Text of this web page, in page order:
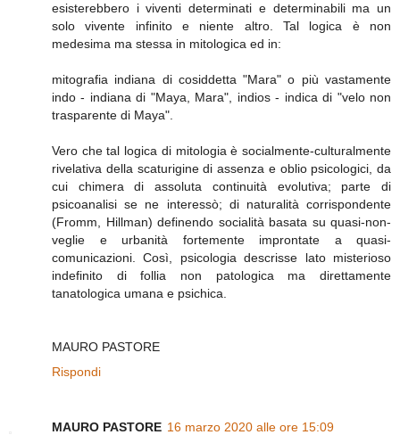
esisterebbero i viventi determinati e determinabili ma un
solo vivente infinito e niente altro. Tal logica è non
medesima ma stessa in mitologica ed in:
mitografia indiana di cosiddetta "Mara" o più vastamente
indo - indiana di "Maya, Mara", indios - indica di "velo non
trasparente di Maya".
Vero che tal logica di mitologia è socialmente-culturalmente
rivelativa della scaturigine di assenza e oblio psicologici, da
cui chimera di assoluta continuità evolutiva; parte di
psicoanalisi se ne interessò; di naturalità corrispondente
(Fromm, Hillman) definendo socialità basata su quasi-non-
veglie e urbanità fortemente improntate a quasi-
comunicazioni. Così, psicologia descrisse lato misterioso
indefinito di follia non patologica ma direttamente
tanatologica umana e psichica.
MAURO PASTORE
Rispondi
MAURO PASTORE 16 marzo 2020 alle ore 15:09